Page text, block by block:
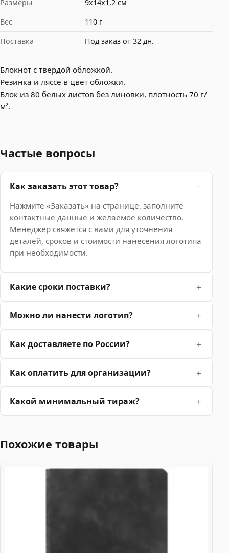
Размеры
9x14х1,2 см
Вес
110 г
Поставка
Под заказ от 32 дн.
Блокнот с твердой обложкой.
Резинка и ляссе в цвет обложки.
Блок из 80 белых листов без линовки, плотность 70 г/
м².
Частые вопросы
Как заказать этот товар?
Нажмите «Заказать» на странице, заполните
контактные данные и желаемое количество.
Менеджер свяжется с вами для уточнения
деталей, сроков и стоимости нанесения логотипа
при необходимости.
Какие сроки поставки?
Можно ли нанести логотип?
Как доставляете по России?
Как оплатить для организации?
Какой минимальный тираж?
Похожие товары